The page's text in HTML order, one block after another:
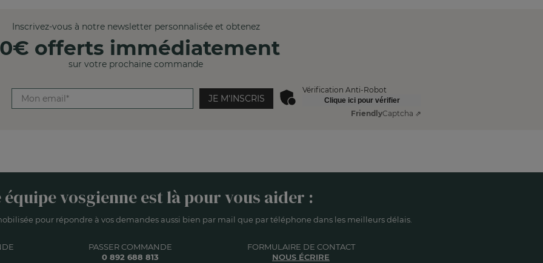
Inscrivez-vous à notre newsletter personnalisée et obtenez
offerts immédiatement
sur votre prochaine commande
JE M'INSCRIS
Vérification Anti-Robot
Clique ici pour vérifier
FriendlyCaptcha ⇗
équipe vosgienne est là pour vous aider :
pour répondre à vos demandes aussi bien par mail que par téléphone dans les meilleurs délais.
PASSER COMMANDE
0 892 688 813
FORMULAIRE DE CONTACT
NOUS ÉCRIRE